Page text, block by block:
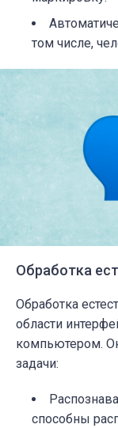
том числе,
Обработка
Обработка
области
компьютером.
задачи:
способны